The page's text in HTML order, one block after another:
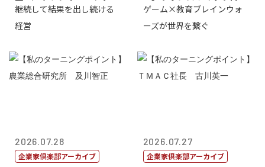
トリー社長野坂...
継続して結果を出し続ける
経営
取締役社長 ...
ゲーム×教育ブレインウォ
ーズが世界を繋ぐ
2026.07.28
企業家倶楽部アーカイブ
2026.07.27
企業家倶楽部アーカイブ